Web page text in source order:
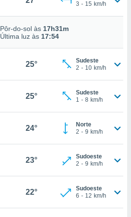
3 - 15 km/h
Pôr-do-sol às 17h31m
Última luz às 17:54
25°
Sudeste
2 - 10 km/h
25°
Sudeste
1 - 8 km/h
24°
Norte
2 - 9 km/h
23°
Sudoeste
2 - 9 km/h
22°
Sudoeste
6 - 12 km/h